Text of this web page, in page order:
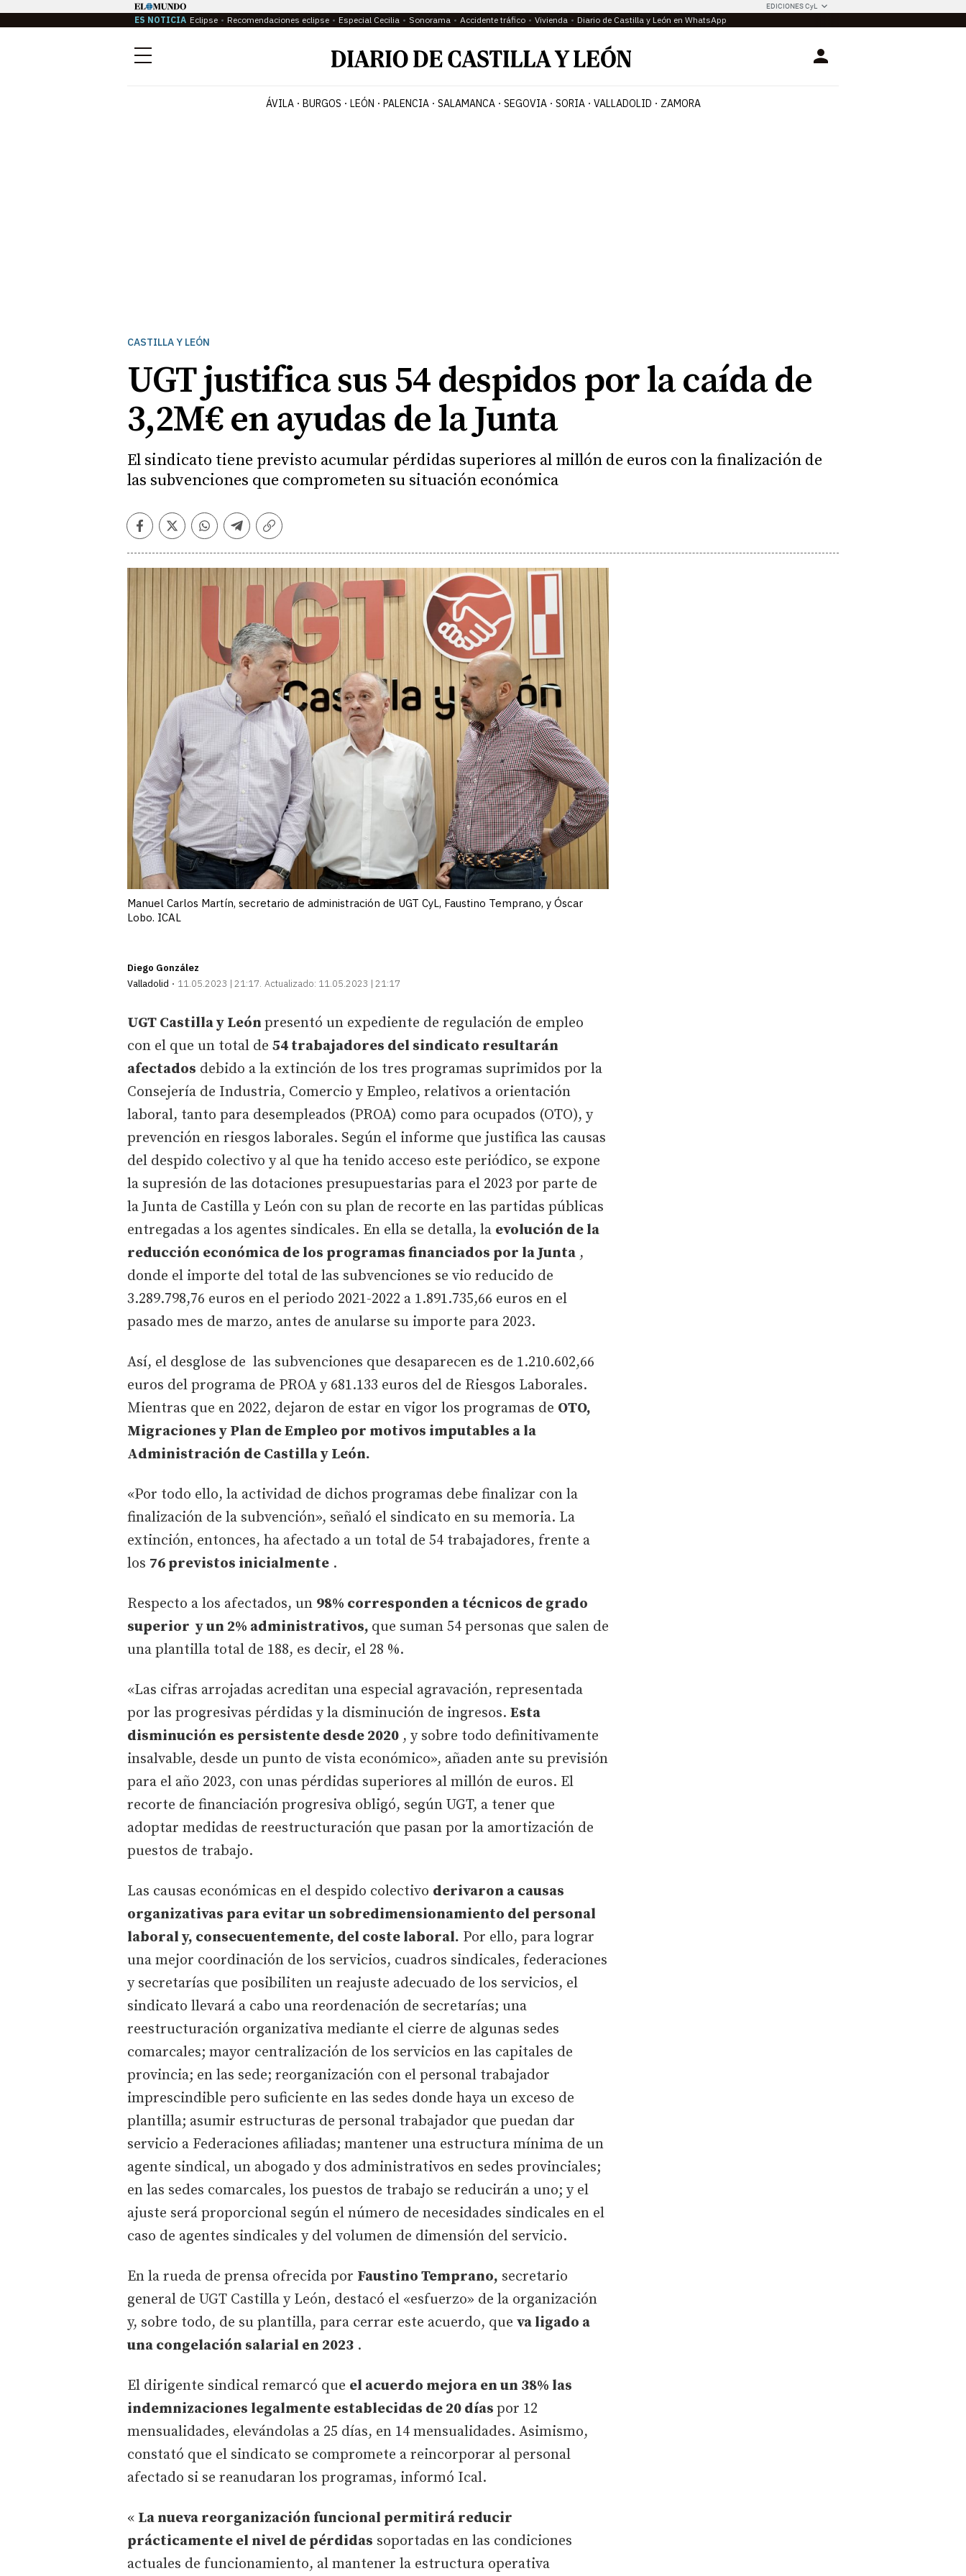
EDICIONES CyL
ES NOTICIA Eclipse Recomendaciones eclipse Especial Cecilia Sonorama Accidente tráfico Vivienda Diario de Castilla y León en WhatsApp
Menú Login
ÁVILA BURGOS LEÓN PALENCIA SALAMANCA SEGOVIA SORIA VALLADOLID ZAMORA
CASTILLA Y LEÓN
UGT justifica sus 54 despidos por la caída de
3,2M€ en ayudas de la Junta
El sindicato tiene previsto acumular pérdidas superiores al millón de euros con la finalización de
las subvenciones que comprometen su situación económica
Facebook
TwitterWhatsapp
Telegram
Copiar
Manuel Carlos Martín, secretario de administración de UGT CyL, Faustino Temprano, y Óscar
Lobo. ICAL
Diego González
Valladolid
11.05.2023 | 21:17 Actualizado: 11.05.2023 | 21:17
UGT Castilla y León presentó un expediente de regulación de empleo
con el que un total de 54 trabajadores del sindicato resultarán
afectados debido a la extinción de los tres programas suprimidos por la
Consejería de Industria, Comercio y Empleo, relativos a orientación
laboral, tanto para desempleados (PROA) como para ocupados (OTO), y
prevención en riesgos laborales. Según el informe que justifica las causas
del despido colectivo y al que ha tenido acceso este periódico, se expone
la supresión de las dotaciones presupuestarias para el 2023 por parte de
la Junta de Castilla y León con su plan de recorte en las partidas públicas
entregadas a los agentes sindicales. En ella se detalla, la evolución de la
reducción económica de los programas financiados por la Junta ,
donde el importe del total de las subvenciones se vio reducido de
3.289.798,76 euros en el periodo 2021-2022 a 1.891.735,66 euros en el
pasado mes de marzo, antes de anularse su importe para 2023.
Así, el desglose de las subvenciones que desaparecen es de 1.210.602,66
euros del programa de PROA y 681.133 euros del de Riesgos Laborales.
Mientras que en 2022, dejaron de estar en vigor los programas de OTO,
Migraciones y Plan de Empleo por motivos imputables a la
Administración de Castilla y León.
«Por todo ello, la actividad de dichos programas debe finalizar con la
finalización de la subvención», señaló el sindicato en su memoria. La
extinción, entonces, ha afectado a un total de 54 trabajadores, frente a
los 76 previstos inicialmente .
Respecto a los afectados, un 98% corresponden a técnicos de grado
superior y un 2% administrativos, que suman 54 personas que salen de
una plantilla total de 188, es decir, el 28 %.
«Las cifras arrojadas acreditan una especial agravación, representada
por las progresivas pérdidas y la disminución de ingresos. Esta
disminución es persistente desde 2020 , y sobre todo definitivamente
insalvable, desde un punto de vista económico», añaden ante su previsión
para el año 2023, con unas pérdidas superiores al millón de euros. El
recorte de financiación progresiva obligó, según UGT, a tener que
adoptar medidas de reestructuración que pasan por la amortización de
puestos de trabajo.
Las causas económicas en el despido colectivo derivaron a causas
organizativas para evitar un sobredimensionamiento del personal
laboral y, consecuentemente, del coste laboral. Por ello, para lograr
una mejor coordinación de los servicios, cuadros sindicales, federaciones
y secretarías que posibiliten un reajuste adecuado de los servicios, el
sindicato llevará a cabo una reordenación de secretarías; una
reestructuración organizativa mediante el cierre de algunas sedes
comarcales; mayor centralización de los servicios en las capitales de
provincia; en las sede; reorganización con el personal trabajador
imprescindible pero suficiente en las sedes donde haya un exceso de
plantilla; asumir estructuras de personal trabajador que puedan dar
servicio a Federaciones afiliadas; mantener una estructura mínima de un
agente sindical, un abogado y dos administrativos en sedes provinciales;
en las sedes comarcales, los puestos de trabajo se reducirán a uno; y el
ajuste será proporcional según el número de necesidades sindicales en el
caso de agentes sindicales y del volumen de dimensión del servicio.
En la rueda de prensa ofrecida por Faustino Temprano, secretario
general de UGT Castilla y León, destacó el «esfuerzo» de la organización
y, sobre todo, de su plantilla, para cerrar este acuerdo, que va ligado a
una congelación salarial en 2023 .
El dirigente sindical remarcó que el acuerdo mejora en un 38% las
indemnizaciones legalmente establecidas de 20 días por 12
mensualidades, elevándolas a 25 días, en 14 mensualidades. Asimismo,
constató que el sindicato se compromete a reincorporar al personal
afectado si se reanudaran los programas, informó Ical.
« La nueva reorganización funcional permitirá reducir
prácticamente el nivel de pérdidas soportadas en las condiciones
actuales de funcionamiento, al mantener la estructura operativa